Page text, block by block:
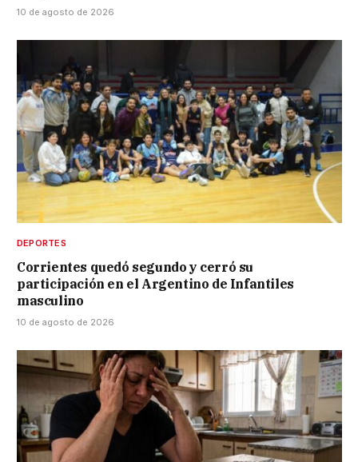
10 de agosto de 2026
DEPORTES
Corrientes quedó segundo y cerró su
participación en el Argentino de Infantiles
masculino
10 de agosto de 2026